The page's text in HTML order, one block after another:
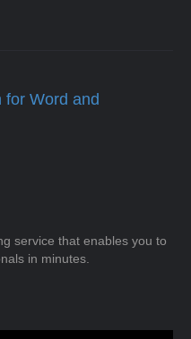
for Word and
service that enables you to
in minutes.